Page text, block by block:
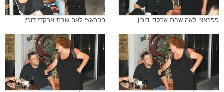
פפראצי לאה שבת ארקדי דוכין פפראצי לאה שבת ארקדי דוכין